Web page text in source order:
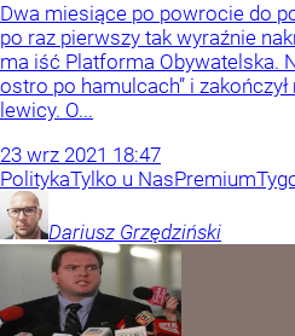
Dwa miesiące po powrocie do
po raz pierwszy tak wyraźnie
ma iść Platforma Obywatelska.
ostro po hamulcach” i
lewicy. O...
23 wrz 2021 18:47
PolitykaTylko u NasPremium
Dariusz Grzędziński